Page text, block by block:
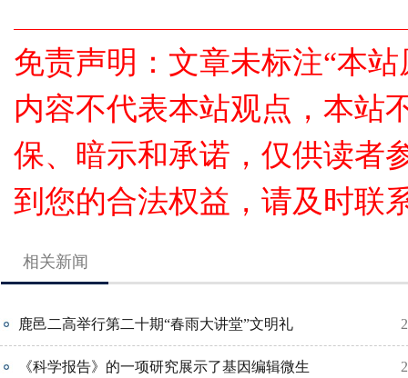
免责声明：文章未标注“本
内容不代表本站观点，本站
保、暗示和承诺，仅供读者
到您的合法权益，请及时联
相关新闻
鹿邑二高举行第二十期“春雨大讲堂”文明礼
《科学报告》的一项研究展示了基因编辑微生